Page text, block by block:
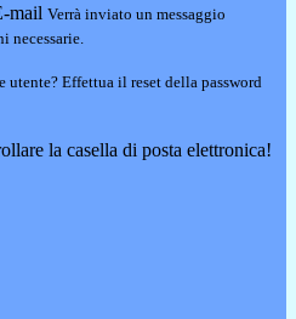
mail Verrà inviato un messaggio
necessarie.
utente? Effettua il reset della password
la casella di posta elettronica!